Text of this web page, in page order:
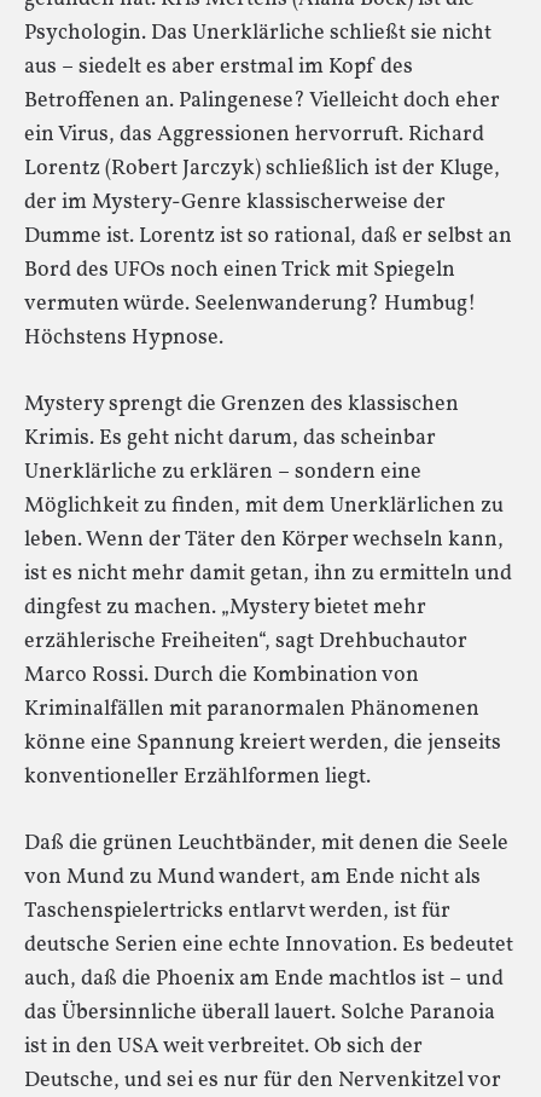
Psychologin. Das Unerklärliche schließt sie nicht
aus – siedelt es aber erstmal im Kopf des
Betroffenen an. Palingenese? Vielleicht doch eher
ein Virus, das Aggressionen hervorruft. Richard
Lorentz (Robert Jarczyk) schließlich ist der Kluge,
der im Mystery-Genre klassischerweise der
Dumme ist. Lorentz ist so rational, daß er selbst an
Bord des UFOs noch einen Trick mit Spiegeln
vermuten würde. Seelenwanderung? Humbug!
Höchstens Hypnose.
Mystery sprengt die Grenzen des klassischen
Krimis. Es geht nicht darum, das scheinbar
Unerklärliche zu erklären – sondern eine
Möglichkeit zu finden, mit dem Unerklärlichen zu
leben. Wenn der Täter den Körper wechseln kann,
ist es nicht mehr damit getan, ihn zu ermitteln und
dingfest zu machen. „Mystery bietet mehr
erzählerische Freiheiten“, sagt Drehbuchautor
Marco Rossi. Durch die Kombination von
Kriminalfällen mit paranormalen Phänomenen
könne eine Spannung kreiert werden, die jenseits
konventioneller Erzählformen liegt.
Daß die grünen Leuchtbänder, mit denen die Seele
von Mund zu Mund wandert, am Ende nicht als
Taschenspielertricks entlarvt werden, ist für
deutsche Serien eine echte Innovation. Es bedeutet
auch, daß die Phoenix am Ende machtlos ist – und
das Übersinnliche überall lauert. Solche Paranoia
ist in den USA weit verbreitet. Ob sich der
Deutsche, und sei es nur für den Nervenkitzel vor